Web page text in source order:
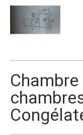
Chambre